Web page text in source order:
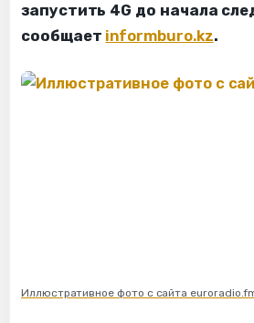
запустить 4G до начала
сообщает informburo.kz.
Иллюстративное фото с сайта